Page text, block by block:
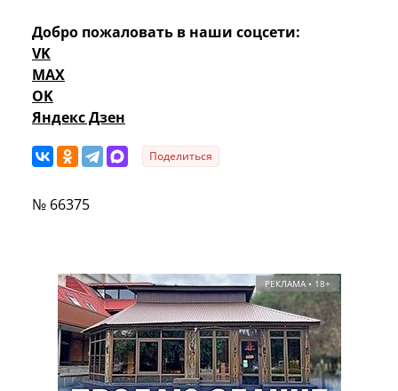
Добро пожаловать в наши соцсети:
VK
MAX
OK
Яндекс Дзен
Поделиться
№ 66375
РЕКЛАМА • 18+